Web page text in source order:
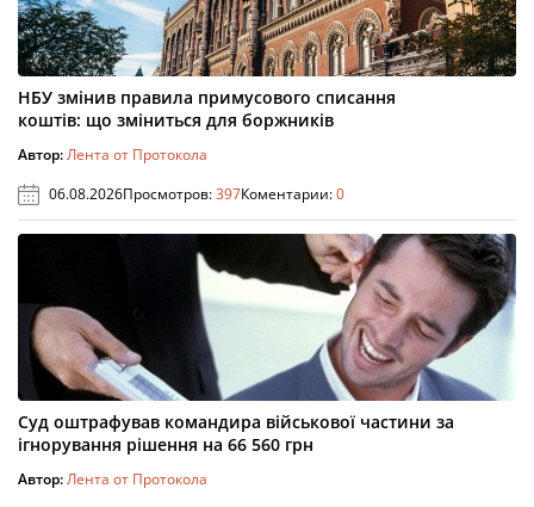
НБУ змінив правила примусового списання
коштів: що зміниться для боржників
Автор:Лента от Протокола
06.08.2026Просмотров:397Коментарии:0
Суд оштрафував командира військової частини за
ігнорування рішення на 66 560 грн
Автор:Лента от Протокола